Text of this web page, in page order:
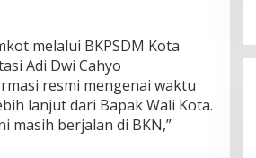
melalui BKPSDM Kota
Adi Dwi Cahyo
resmi mengenai waktu
lanjut dari Bapak Wali Kota.
masih berjalan di BKN,”